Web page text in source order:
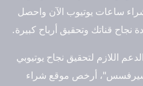
ساعات يوتيوب الآن واحصل
نجاح قناتك وتحقيق أرباح كبيرة.
اللازم لتحقيق نجاح يوتيوبي
أرخص موقع شراء